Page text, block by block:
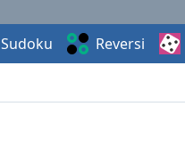
Sudoku Reversi